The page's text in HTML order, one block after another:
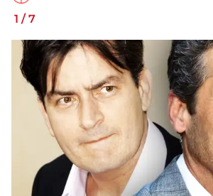
1 /7